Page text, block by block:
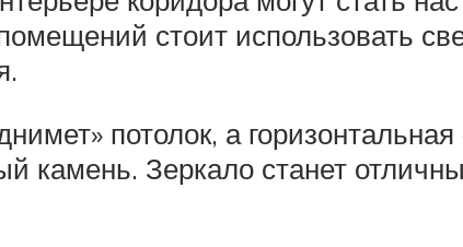
стоит использовать
потолок, а
камень. Зеркало станет